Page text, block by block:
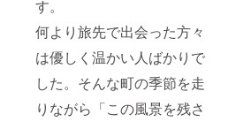
す。
何より旅先で出会った方々
は優しく温かい人ばかりで
した。そんな町の季節を走
りながら「この風景を残さ